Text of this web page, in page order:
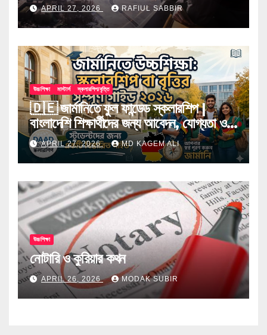
APRIL 27, 2026 RAFIUL SABBIR
উচ্চশিক্ষা মাস্টার্স স্কলারশিপ/বৃত্তি
🇩🇪 জার্মানিতে ফুল ফান্ডেড স্কলারশিপ |
বাংলাদেশি শিক্ষার্থীদের জন্য আবেদন, যোগ্যতা ও
টিপসAPRIL 27, 2026 MD KAGEM ALI
উচ্চশিক্ষা
নোটারি ও কুরিয়ার কথন
APRIL 26, 2026 MODAK SUBIR